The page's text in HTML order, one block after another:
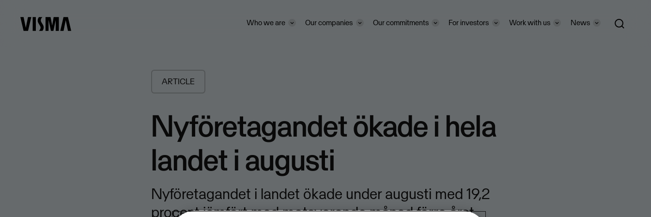
Who we are Our companies Our commitments For investors Work with us News
ARTICLE
Nyföretagandet ökade i hela
landet i augusti
Nyföretagandet i landet ökade under augusti med 19,2
procent jämfört med motsvarande månad förra året.